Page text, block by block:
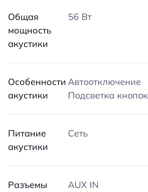
Общая
мощность
акустики
56 Вт
Особенности
акустики
Автоотключение
Подсветка кнопок
Питание
акустики
Сеть
Разъемы
AUX IN